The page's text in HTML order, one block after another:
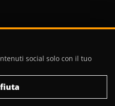
social solo con il tuo